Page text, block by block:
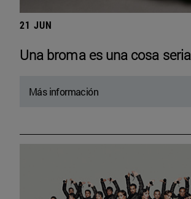
21 JUN
Una broma es una cosa seria
Más información